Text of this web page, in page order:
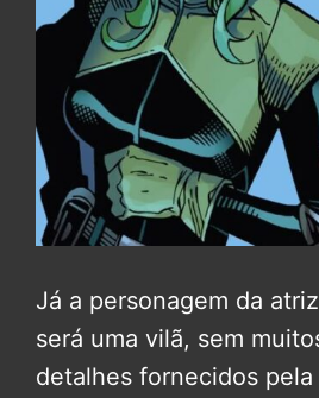
Já a personagem da
será uma vilã, sem
detalhes fornecidos pela